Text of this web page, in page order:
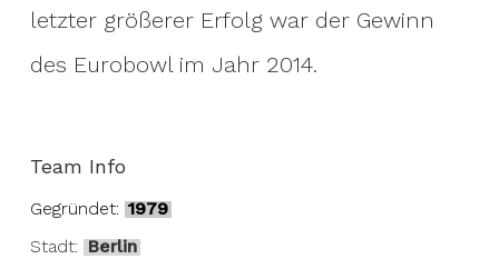
letzter größerer Erfolg war der Gewinn
des Eurobowl im Jahr 2014.
Team Info
Gegründet: 1979
Stadt: Berlin